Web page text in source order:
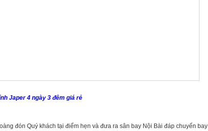
Japer 4 ngày 3 đêm giá rẻ
đón Quý khách tại điểm hẹn và đưa ra sân bay Nội Bài đáp chuyến bay